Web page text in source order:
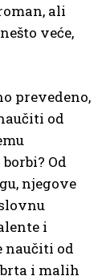
ali
veće,
prevedeno,
od
Od
njegove
i
naučiti od
i malih